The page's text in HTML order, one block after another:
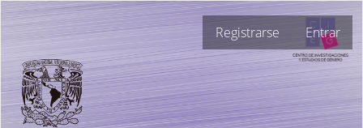
Navegación
principal
Contenido
principal
Barra
lateral
Registrarse Entrar